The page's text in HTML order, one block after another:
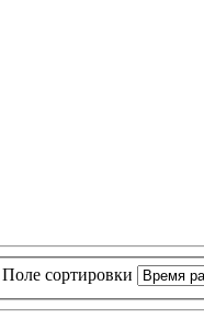
Поле сортировки